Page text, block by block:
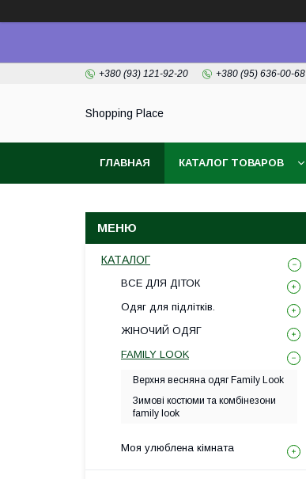
+380 (93) 121-92-20 +380 (95) 636-00-68
Shopping Place
ГЛАВНАЯ КАТАЛОГ ТОВАРОВ
КАТАЛОГ
ВСЕ ДЛЯ ДІТОК
Одяг для підлітків.
ЖІНОЧИЙ ОДЯГ
FAMILY LOOK
Верхня весняна одяг Family Look
Зимові костюми та комбінезони
family look
Моя улюблена кімната